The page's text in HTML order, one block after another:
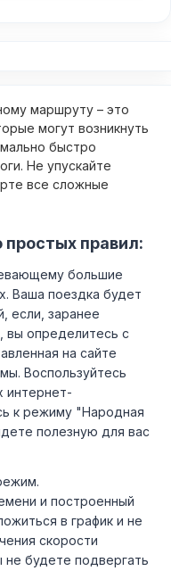
маршруту – это
могут возникнуть
быстро
Не упускайте
все сложные
простых правил:
большие
Ваша поездка будет
если, заранее
вы определитесь с
на сайте
Воспользуйтесь
интернет-
к режиму "Народная
полезную для вас
и построенный
в график и не
скорости
будете подвергать